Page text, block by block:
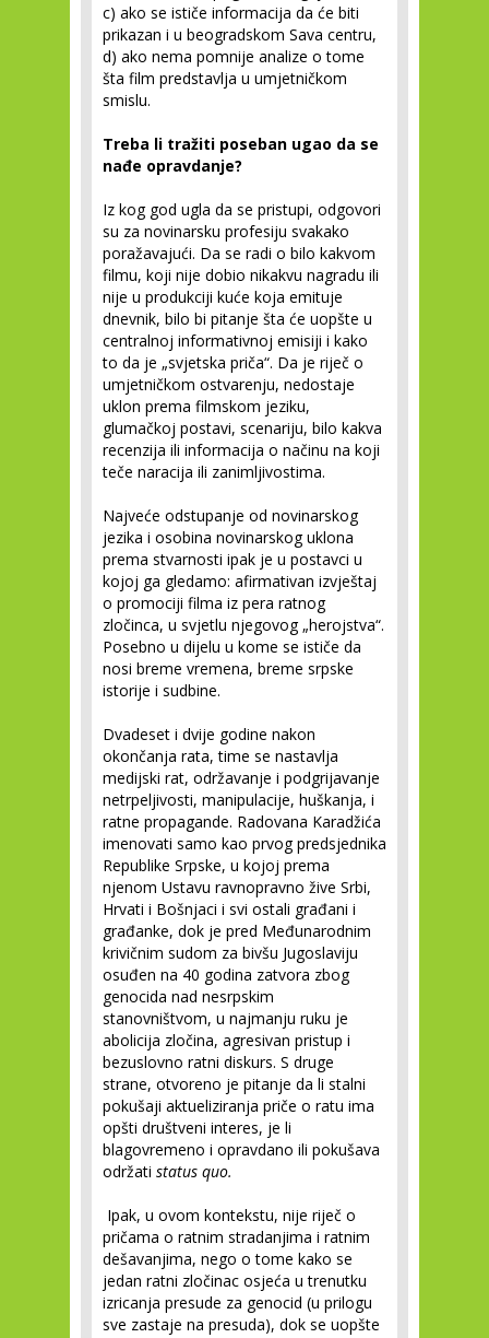
c) ako se ističe informacija da će biti
prikazan i u beogradskom Sava centru,
d) ako nema pomnije analize o tome
šta film predstavlja u umjetničkom
smislu.
Treba li tražiti poseban ugao da se
nađe opravdanje?
Iz kog god ugla da se pristupi, odgovori
su za novinarsku profesiju svakako
poražavajući. Da se radi o bilo kakvom
filmu, koji nije dobio nikakvu nagradu ili
nije u produkciji kuće koja emituje
dnevnik, bilo bi pitanje šta će uopšte u
centralnoj informativnoj emisiji i kako
to da je „svjetska priča“. Da je riječ o
umjetničkom ostvarenju, nedostaje
uklon prema filmskom jeziku,
glumačkoj postavi, scenariju, bilo kakva
recenzija ili informacija o načinu na koji
teče naracija ili zanimljivostima.
Najveće odstupanje od novinarskog
jezika i osobina novinarskog uklona
prema stvarnosti ipak je u postavci u
kojoj ga gledamo: afirmativan izvještaj
o promociji filma iz pera ratnog
zločinca, u svjetlu njegovog „herojstva“.
Posebno u dijelu u kome se ističe da
nosi breme vremena, breme srpske
istorije i sudbine.
Dvadeset i dvije godine nakon
okončanja rata, time se nastavlja
medijski rat, održavanje i podgrijavanje
netrpeljivosti, manipulacije, huškanja, i
ratne propagande. Radovana Karadžića
imenovati samo kao prvog predsjednika
Republike Srpske, u kojoj prema
njenom Ustavu ravnopravno žive Srbi,
Hrvati i Bošnjaci i svi ostali građani i
građanke, dok je pred Međunarodnim
krivičnim sudom za bivšu Jugoslaviju
osuđen na 40 godina zatvora zbog
genocida nad nesrpskim
stanovništvom, u najmanju ruku je
abolicija zločina, agresivan pristup i
bezuslovno ratni diskurs. S druge
strane, otvoreno je pitanje da li stalni
pokušaji aktueliziranja priče o ratu ima
opšti društveni interes, je li
blagovremeno i opravdano ili pokušava
održati status quo.
Ipak, u ovom kontekstu, nije riječ o
pričama o ratnim stradanjima i ratnim
dešavanjima, nego o tome kako se
jedan ratni zločinac osjeća u trenutku
izricanja presude za genocid (u prilogu
sve zastaje na presuda), dok se uopšte